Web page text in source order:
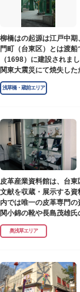
柳橋はの起源は江戸中
門町（台東区）とは渡
（1698）に建設されま
関東大震災にて焼失し
た。
浅草橋・蔵前エリア
皮革産業資料館は、台東
文献を収蔵・展示する
内では唯一の皮革専門
関小錦の靴や長島茂雄氏
奥浅草エリア